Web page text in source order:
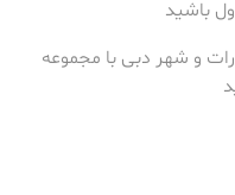
باشید
و شهر دبی با مجموعه